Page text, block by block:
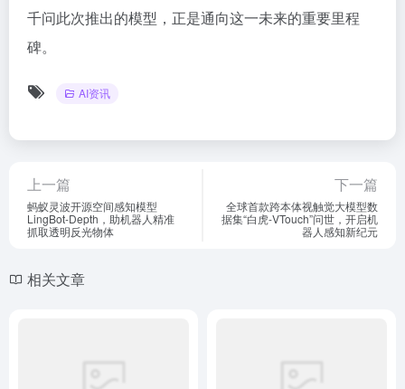
千问此次推出的模型，正是通向这一未来的重要里程
碑。
AI资讯
上一篇
蚂蚁灵波开源空间感知模型
LingBot-Depth，助机器人精准
抓取透明反光物体
下一篇
全球首款跨本体视触觉大模型数
据集“白虎-VTouch”问世，开启机
器人感知新纪元
相关文章